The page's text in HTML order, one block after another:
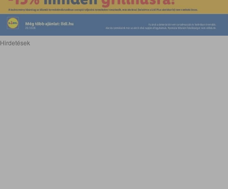
Hirdetések